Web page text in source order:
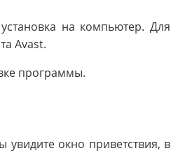
на компьютер. Для
Avast.
программы.
окно приветствия, в